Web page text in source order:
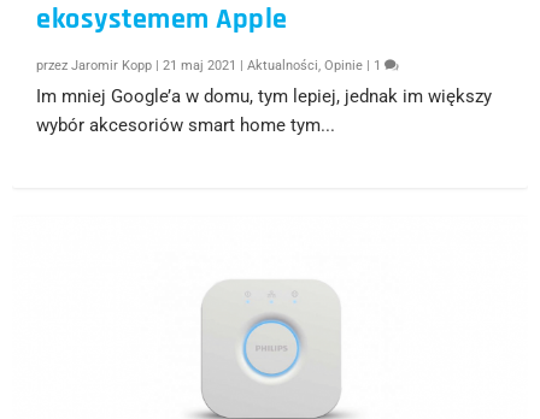
ekosystemem Apple
przezJaromir Kopp |21 maj 2021 |Aktualności,Opinie 1
Im mniej Google’a w domu, tym lepiej, jednak im większy
wybór akcesoriów smart home tym...